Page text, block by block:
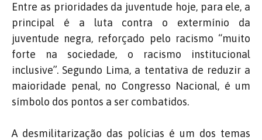
Entre as prioridades da juventude hoje, para ele, a
principal é a luta contra o extermínio da
juventude negra, reforçado pelo racismo “muito
forte na sociedade, o racismo institucional
inclusive”. Segundo Lima, a tentativa de reduzir a
maioridade penal, no Congresso Nacional, é um
símbolo dos pontos a ser combatidos.
A desmilitarização das polícias é um dos temas